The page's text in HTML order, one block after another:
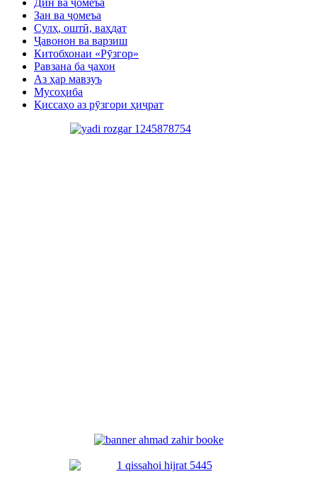
Дин ва ҷомеъа
Зан ва ҷомеъа
Сулҳ, оштӣ, ваҳдат
Ҷавонон ва варзиш
Китобхонаи «Рӯзгор»
Равзана ба ҷахон
Аз ҳар мавзуъ
Мусоҳиба
Қиссаҳо аз рӯзгори ҳиҷрат